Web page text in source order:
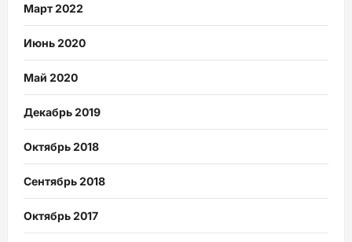
Март 2022
Июнь 2020
Май 2020
Декабрь 2019
Октябрь 2018
Сентябрь 2018
Октябрь 2017